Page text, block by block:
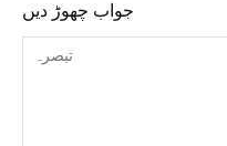
جواب چھوڑ دیں